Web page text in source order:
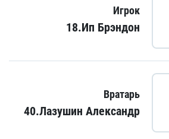
Игрок
18.Ип Брэндон
Вратарь
40.Лазушин Александр